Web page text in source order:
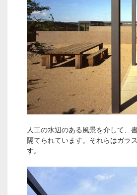
人工の水辺のある風景を介して、
隔てられています。それらはガラ
す。